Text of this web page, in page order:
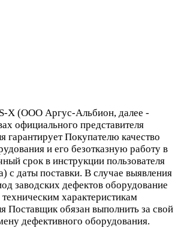
X (ООО Аргус-Альбион, далее -
официального представителя
гарантирует Покупателю качество
и его безотказную работу в
срок в инструкции пользователя
с даты поставки. В случае выявления
заводских дефектов оборудование
техническим характеристикам
Поставщик обязан выполнить за свой
дефективного оборудования.